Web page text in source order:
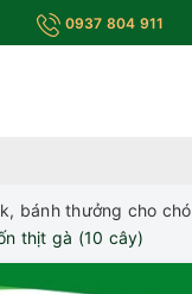
0937 804 911
bánh thưởng cho chó
thịt gà (10 cây)